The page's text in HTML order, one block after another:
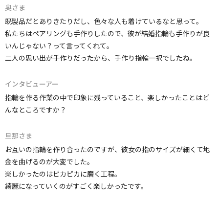
奥さま
既製品だとありきたりだし、色々な人も着けているなと思って。
私たちはペアリングも手作りしたので、彼が結婚指輪も手作りが良
いんじゃない？って言ってくれて。
二人の思い出が手作りだったから、手作り指輪一択でしたね。
インタビューアー
指輪を作る作業の中で印象に残っていること、楽しかったことはど
んなところですか？
旦那さま
お互いの指輪を作り合ったのですが、彼女の指のサイズが細くて地
金を曲げるのが大変でした。
楽しかったのはピカピカに磨く工程。
綺麗になっていくのがすごく楽しかったです。